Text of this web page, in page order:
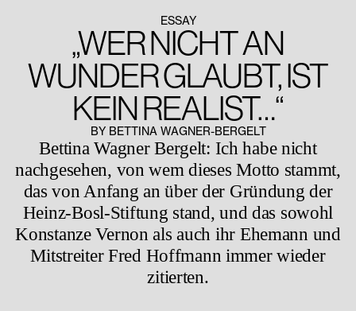
ESSAY
„WER NICHT AN
WUNDER GLAUBT, IST
KEIN REALIST…“
BY BETTINA WAGNER-BERGELT
Bettina Wagner Bergelt: Ich habe nicht
nachgesehen, von wem dieses Motto stammt,
das von Anfang an über der Gründung der
Heinz-Bosl-Stiftung stand, und das sowohl
Konstanze Vernon als auch ihr Ehemann und
Mitstreiter Fred Hoffmann immer wieder
zitierten.